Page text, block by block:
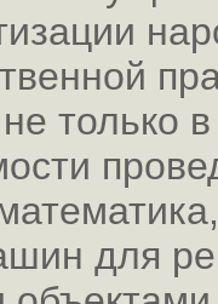
только в
для